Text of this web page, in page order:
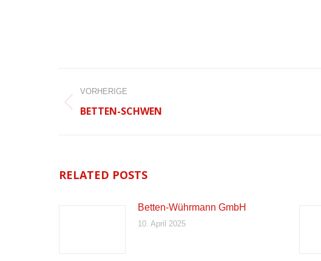
VORHERIGE
Vorheriger
Beitrag:
BETTEN-SCHWEN
RELATED POSTS
Betten-Wührmann GmbH
10. April 2025